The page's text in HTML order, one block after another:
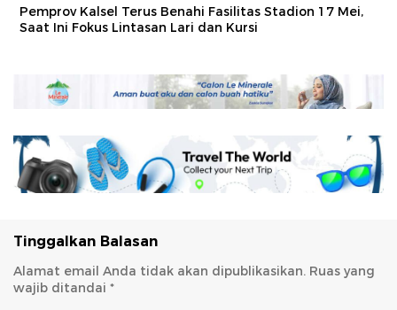
Pemprov Kalsel Terus Benahi Fasilitas Stadion 17 Mei,
Saat Ini Fokus Lintasan Lari dan Kursi
Tinggalkan Balasan
Alamat email Anda tidak akan dipublikasikan. Ruas yang
wajib ditandai *